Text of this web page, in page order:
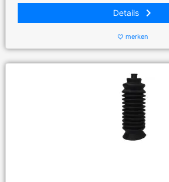
Details keyboard_arrow_right
favorite_border merken